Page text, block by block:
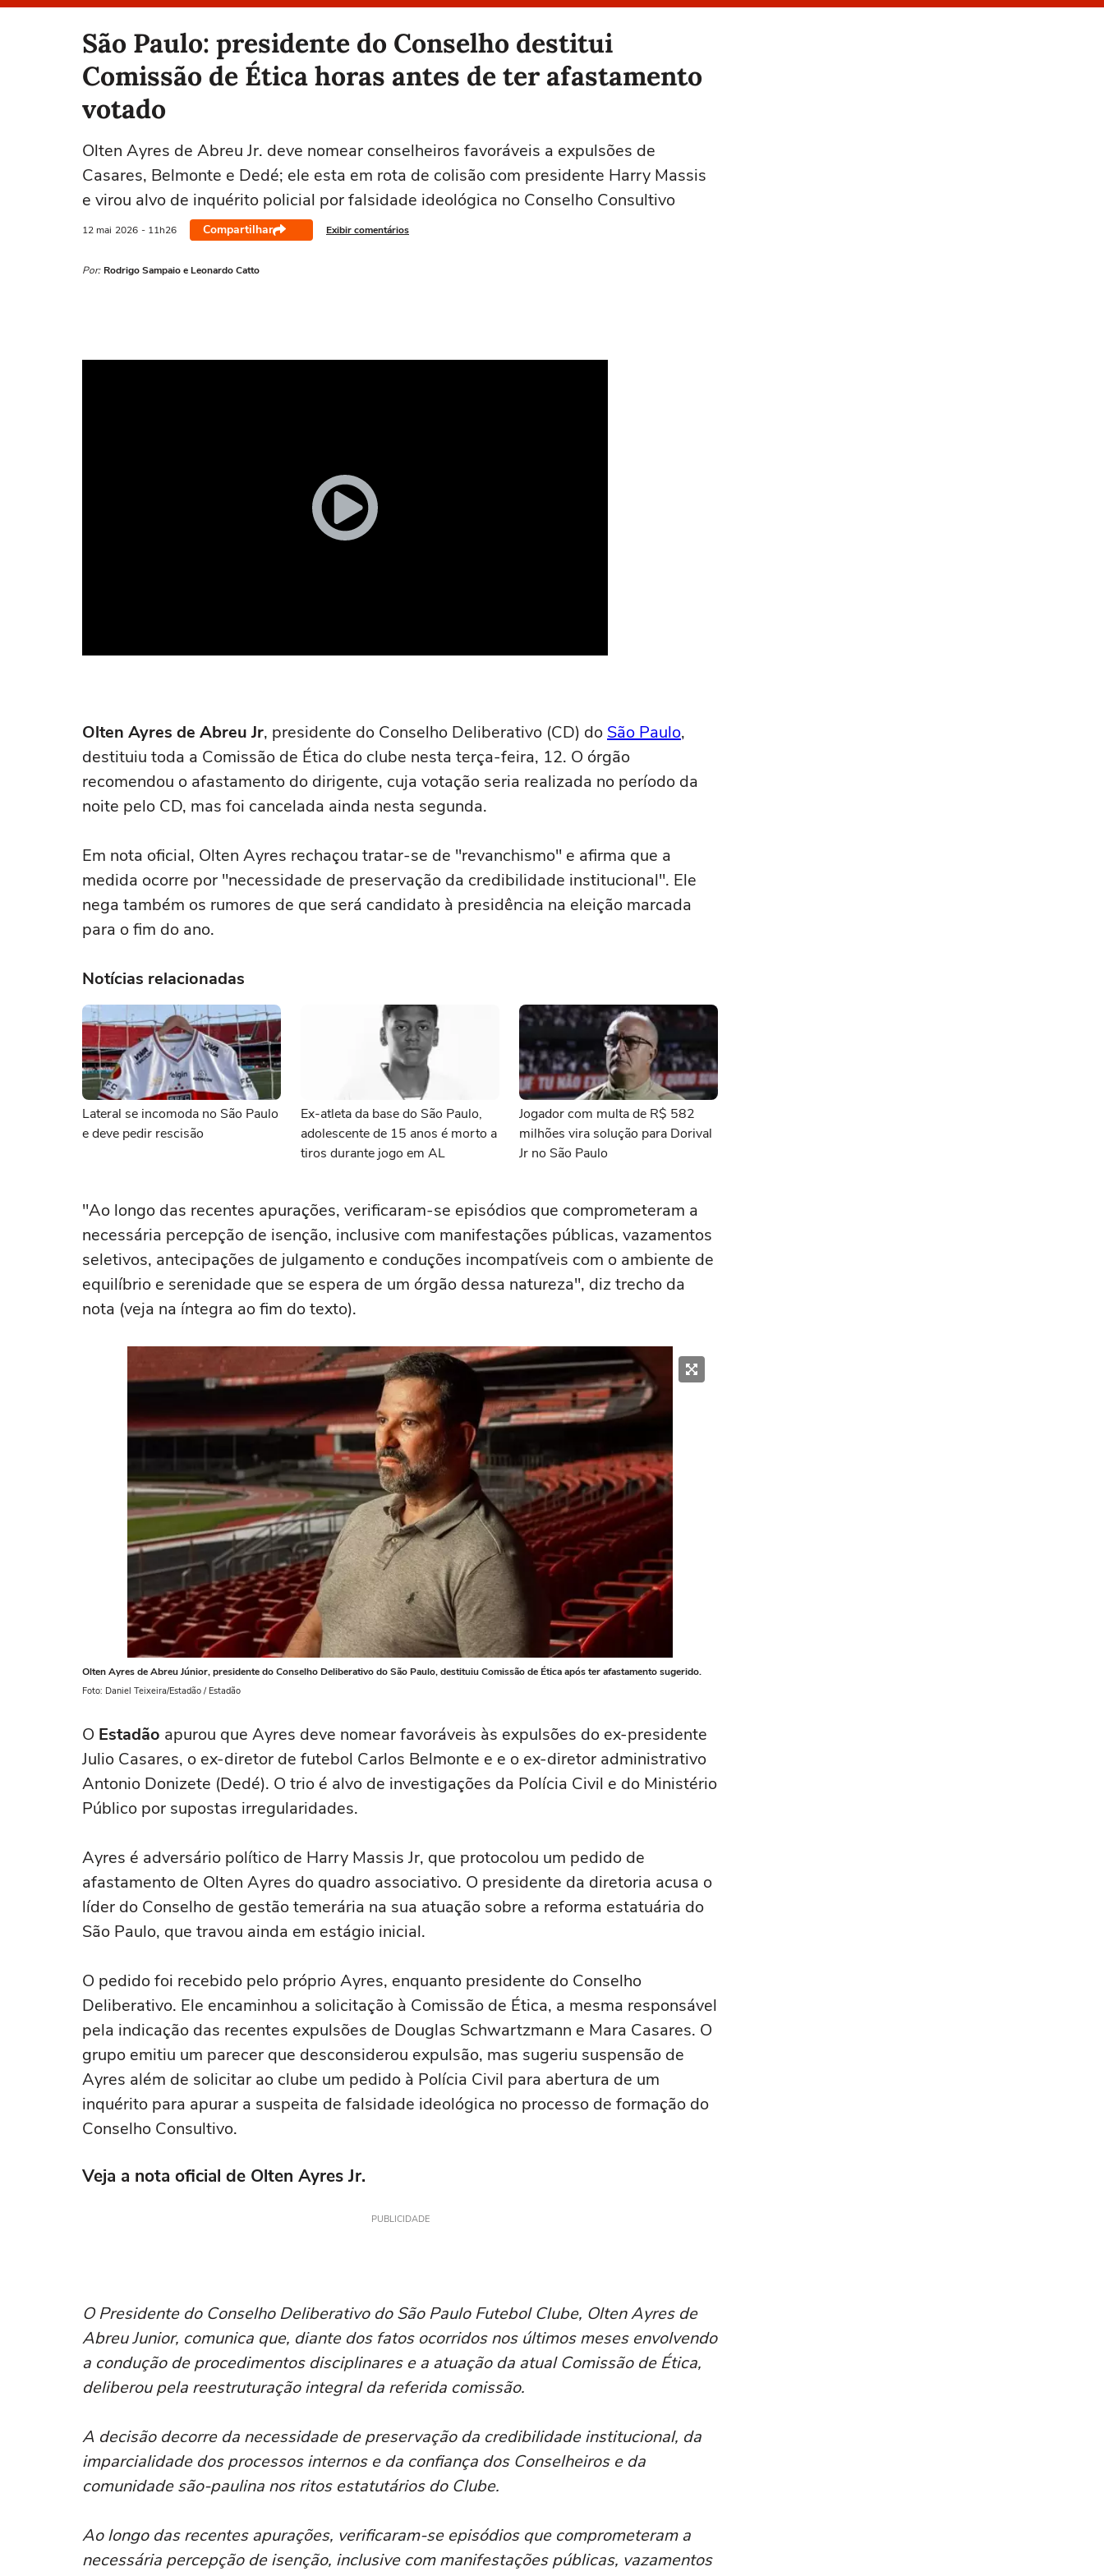
Selecione o time para ver as notícias
São Paulo: presidente do Conselho destitui
Comissão de Ética horas antes de ter afastamento
votado
Olten Ayres de Abreu Jr. deve nomear conselheiros favoráveis a expulsões de
Casares, Belmonte e Dedé; ele esta em rota de colisão com presidente Harry Massis
e virou alvo de inquérito policial por falsidade ideológica no Conselho Consultivo
12 mai 2026 - 11h26 Compartilhar Exibir comentários
Por: Rodrigo Sampaio e Leonardo Catto
Olten Ayres de Abreu Jr, presidente do Conselho Deliberativo (CD) do São Paulo,
destituiu toda a Comissão de Ética do clube nesta terça-feira, 12. O órgão
recomendou o afastamento do dirigente, cuja votação seria realizada no período da
noite pelo CD, mas foi cancelada ainda nesta segunda.
Em nota oficial, Olten Ayres rechaçou tratar-se de "revanchismo" e afirma que a
medida ocorre por "necessidade de preservação da credibilidade institucional". Ele
nega também os rumores de que será candidato à presidência na eleição marcada
para o fim do ano.
Notícias relacionadas
Lateral se incomoda no São Paulo
e deve pedir rescisão
Ex-atleta da base do São Paulo,
adolescente de 15 anos é morto a
tiros durante jogo em AL
Jogador com multa de R$ 582
milhões vira solução para Dorival
Jr no São Paulo
"Ao longo das recentes apurações, verificaram-se episódios que comprometeram a
necessária percepção de isenção, inclusive com manifestações públicas, vazamentos
seletivos, antecipações de julgamento e conduções incompatíveis com o ambiente de
equilíbrio e serenidade que se espera de um órgão dessa natureza", diz trecho da
nota (veja na íntegra ao fim do texto).
Olten Ayres de Abreu Júnior, presidente do Conselho Deliberativo do São Paulo, destituiu Comissão de Ética após ter afastamento sugerido.
Foto: Daniel Teixeira/Estadão / Estadão
O Estadão apurou que Ayres deve nomear favoráveis às expulsões do ex-presidente
Julio Casares, o ex-diretor de futebol Carlos Belmonte e e o ex-diretor administrativo
Antonio Donizete (Dedé). O trio é alvo de investigações da Polícia Civil e do Ministério
Público por supostas irregularidades.
Ayres é adversário político de Harry Massis Jr, que protocolou um pedido de
afastamento de Olten Ayres do quadro associativo. O presidente da diretoria acusa o
líder do Conselho de gestão temerária na sua atuação sobre a reforma estatuária do
São Paulo, que travou ainda em estágio inicial.
O pedido foi recebido pelo próprio Ayres, enquanto presidente do Conselho
Deliberativo. Ele encaminhou a solicitação à Comissão de Ética, a mesma responsável
pela indicação das recentes expulsões de Douglas Schwartzmann e Mara Casares. O
grupo emitiu um parecer que desconsiderou expulsão, mas sugeriu suspensão de
Ayres além de solicitar ao clube um pedido à Polícia Civil para abertura de um
inquérito para apurar a suspeita de falsidade ideológica no processo de formação do
Conselho Consultivo.
Veja a nota oficial de Olten Ayres Jr.
PUBLICIDADE
O Presidente do Conselho Deliberativo do São Paulo Futebol Clube, Olten Ayres de
Abreu Junior, comunica que, diante dos fatos ocorridos nos últimos meses envolvendo
a condução de procedimentos disciplinares e a atuação da atual Comissão de Ética,
deliberou pela reestruturação integral da referida comissão.
A decisão decorre da necessidade de preservação da credibilidade institucional, da
imparcialidade dos processos internos e da confiança dos Conselheiros e da
comunidade são-paulina nos ritos estatutários do Clube.
Ao longo das recentes apurações, verificaram-se episódios que comprometeram a
necessária percepção de isenção, inclusive com manifestações públicas, vazamentos